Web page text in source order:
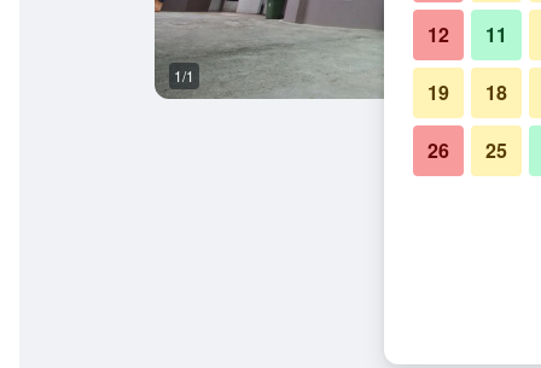
1/1
11
12
18
19
25
26